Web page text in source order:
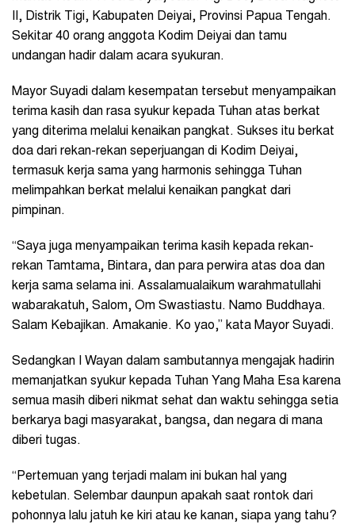
II, Distrik Tigi, Kabupaten Deiyai, Provinsi Papua Tengah.
Sekitar 40 orang anggota Kodim Deiyai dan tamu
undangan hadir dalam acara syukuran.
Mayor Suyadi dalam kesempatan tersebut menyampaikan
terima kasih dan rasa syukur kepada Tuhan atas berkat
yang diterima melalui kenaikan pangkat. Sukses itu berkat
doa dari rekan-rekan seperjuangan di Kodim Deiyai,
termasuk kerja sama yang harmonis sehingga Tuhan
melimpahkan berkat melalui kenaikan pangkat dari
pimpinan.
“Saya juga menyampaikan terima kasih kepada rekan-
rekan Tamtama, Bintara, dan para perwira atas doa dan
kerja sama selama ini. Assalamualaikum warahmatullahi
wabarakatuh, Salom, Om Swastiastu. Namo Buddhaya.
Salam Kebajikan. Amakanie. Ko yao,” kata Mayor Suyadi.
Sedangkan I Wayan dalam sambutannya mengajak hadirin
memanjatkan syukur kepada Tuhan Yang Maha Esa karena
semua masih diberi nikmat sehat dan waktu sehingga setia
berkarya bagi masyarakat, bangsa, dan negara di mana
diberi tugas.
“Pertemuan yang terjadi malam ini bukan hal yang
kebetulan. Selembar daunpun apakah saat rontok dari
pohonnya lalu jatuh ke kiri atau ke kanan, siapa yang tahu?